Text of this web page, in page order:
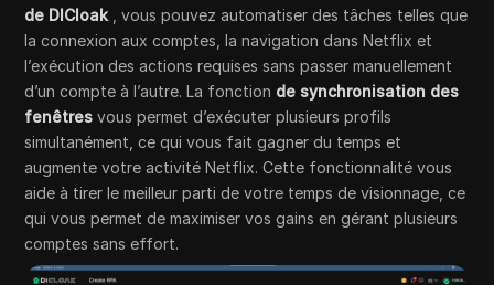
de DICloak , vous pouvez automatiser des tâches telles que
la connexion aux comptes, la navigation dans Netflix et
l’exécution des actions requises sans passer manuellement
d’un compte à l’autre. La fonction de synchronisation des
fenêtres vous permet d’exécuter plusieurs profils
simultanément, ce qui vous fait gagner du temps et
augmente votre activité Netflix. Cette fonctionnalité vous
aide à tirer le meilleur parti de votre temps de visionnage, ce
qui vous permet de maximiser vos gains en gérant plusieurs
comptes sans effort.